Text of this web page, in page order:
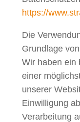
https://
Die
Grundlage
Wir haben ein
einer
unserer
Einwilligung
Verarbeitung